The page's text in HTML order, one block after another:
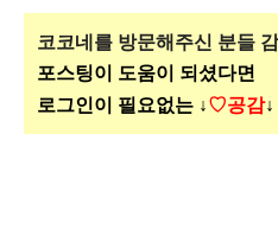
코코네를 방문해주신 분들
포스팅이 도움이 되셨다면
로그인이 필요없는 ↓♡공감